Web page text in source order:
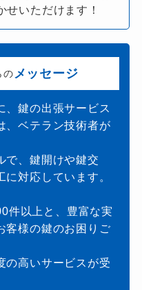
いただけます！
のメッセージ
、鍵の出張サービス
、ベテラン技術者が
で、鍵開けや鍵交
対応しています。
件以上と、豊富な実
客様の鍵のお困りご
の高いサービスが受